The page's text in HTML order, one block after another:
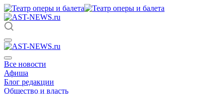
Все новости
Афиша
Блог редакции
Общество и власть